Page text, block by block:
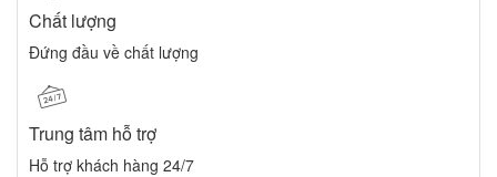
Chất lượng
Đứng đầu về chất lượng
Trung tâm hỗ trợ
Hỗ trợ khách hàng 24/7